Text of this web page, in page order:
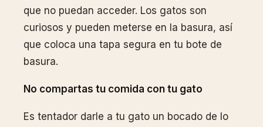
que no puedan acceder. Los gatos son
curiosos y pueden meterse en la basura, así
que coloca una tapa segura en tu bote de
basura.
No compartas tu comida con tu gato
Es tentador darle a tu gato un bocado de lo